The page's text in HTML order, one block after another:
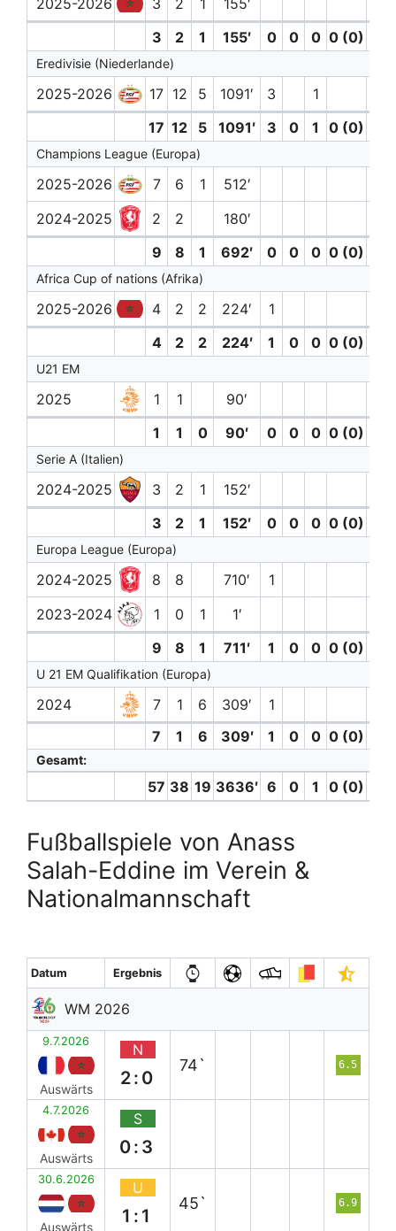
2025-2026 3 2 1
155′
3
2 1 155′ 0 0 0 0 (0)
Eredivisie (Niederlande)
2025-2026 17 12 5 1091′ 3
1
17 12 5 1091′ 3 0 1 0 (0)
Champions League (Europa)
2025-2026 7 6 1
512′
2024-2025
2 2
180′
9
8 1 692′ 0 0 0 0 (0)
Africa Cup of nations (Afrika)
2025-2026 4 2 2 224′ 1
4
2 2 224′ 1 0 0 0 (0)
U21 EM
2025 1 1
90′
1
1 0 90′ 0 0 0 0 (0)
Serie A (Italien)
2024-2025 3 2 1 152′
3
2 1 152′ 0 0 0 0 (0)
Europa League (Europa)
2024-2025 8 8 710′ 1
2023-2024
1 0 1
1′
9
8 1 711′ 1 0 0 0 (0)
U 21 EM Qualifikation (Europa)
2024 7 1 6 309′
1
7
1 6 309′ 1 0 0 0 (0)
Gesamt:
57 38 19 3636′ 6 0 1 0 (0)
Fußballspiele von Anass
Salah-Eddine im Verein &
Nationalmannschaft
Datum Ergebnis
WM 2026
9.7.2026
Auswärts
N
2:0
74` 6.5
4.7.2026
Auswärts
S
0:3
30.6.2026
Auswärts
U
1:1
45` 6.9